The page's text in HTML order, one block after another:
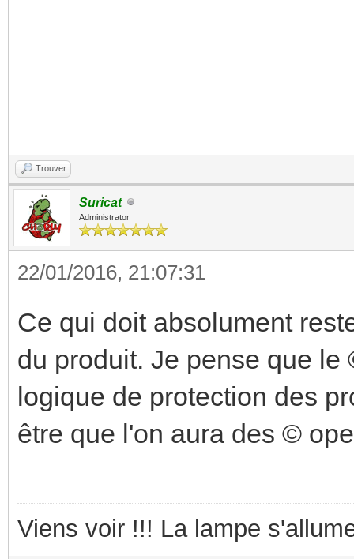
Trouver
Suricat
Administrator
22/01/2016, 21:07:31
Ce qui doit absolument
du produit. Je pense que
logique de protection des
être que l'on aura des ©
Viens voir !!! La lampe